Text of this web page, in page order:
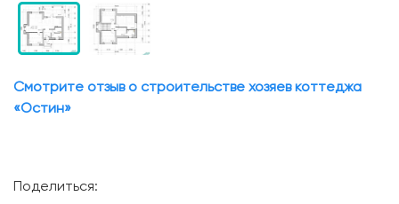
Смотрите отзыв о строительстве хозяев коттеджа
«Остин»
Поделиться: